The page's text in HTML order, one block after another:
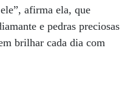
afirma ela, que
e pedras preciosas
brilhar cada dia com